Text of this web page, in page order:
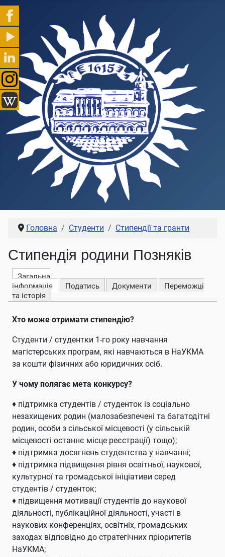
Головна Студенти Стипендії та гранти
Стипендія родини Позняків
Загальна
інформація
Податись Документи
Переможці
та історія
Хто може отримати стипендію?
Cтуденти / студентки 1-го року навчання
магістерських програм, які навчаються в НаУКМА
за кошти фізичних або юридичних осіб.
У чому полягає мета конкурсу?
♦ підтримка студентів / студенток із соціально
незахищених родин (малозабезпечені та багатодітні
родин, особи з сільської місцевості (у сільській
місцевості останнє місце реєстрації) тощо);
♦ підтримка досягнень студентства у навчанні;
♦ підтримка підвищення рівня освітньої, наукової,
культурної та громадської ініціативи серед
студентів / студенток;
♦ підвищення мотивації студентів до наукової
діяльності, публікаційної діяльності, участі в
наукових конференціях, освітніх, громадських
заходах відповідно до стратегічних пріоритетів
НаУКМА;